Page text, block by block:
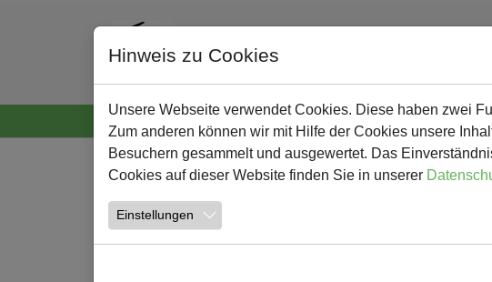
Zum Hauptinhalt springen
NEWS
Hinweis zu Cookies
Unsere Webseite verwendet Cookies. Diese haben zwei
Zum anderen können wir mit Hilfe der Cookies unsere
Besuchern gesammelt und ausgewertet. Das
Cookies auf dieser Website finden Sie in unserer
Einstellungen